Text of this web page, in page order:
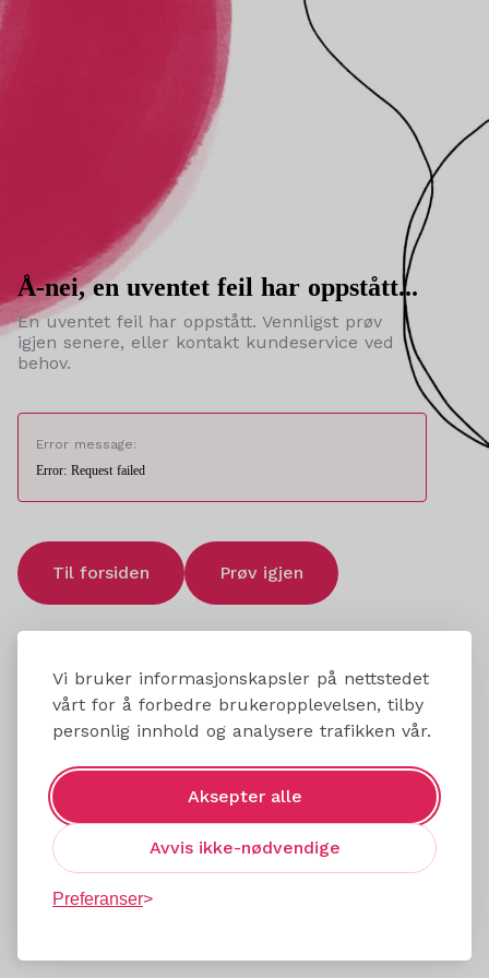
Vi bruker informasjonskapsler på nettstedet
vårt for å forbedre brukeropplevelsen, tilby
personlig innhold og analysere trafikken vår.
Aksepter alle
Avvis ikke-nødvendige
Preferanser
Å-nei, en uventet feil har oppstått...
En uventet feil har oppstått. Vennligst prøv
igjen senere, eller kontakt kundeservice ved
behov.
Error message:
Error: Request failed
Til forsiden Prøv igjen